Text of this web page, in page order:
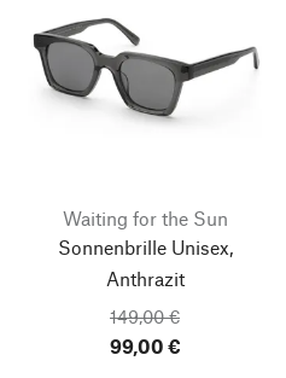
Waiting for the Sun
Sonnenbrille Unisex,
Anthrazit
149,00 €
99,00 €